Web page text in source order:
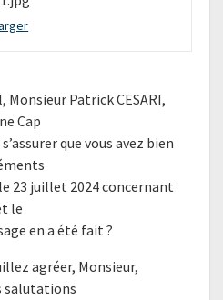
Monsieur Patrick CESARI,
Cap
que vous avez bien
23 juillet 2024 concernant
le
en a été fait ?
agréer, Monsieur,
salutations